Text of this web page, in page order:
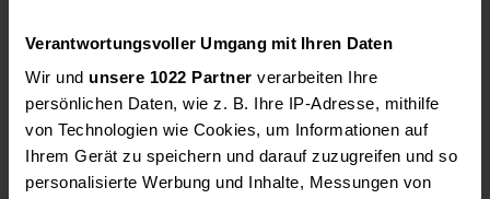
Verantwortungsvoller Umgang mit Ihren Daten
Wir und unsere 1022 Partner verarbeiten Ihre
persönlichen Daten, wie z. B. Ihre IP-Adresse, mithilfe
von Technologien wie Cookies, um Informationen auf
Ihrem Gerät zu speichern und darauf zuzugreifen und so
personalisierte Werbung und Inhalte, Messungen von
Langen (Hessen)
Egelsbach
Alzenau
Fürth (Odenwald)
Mühlheim